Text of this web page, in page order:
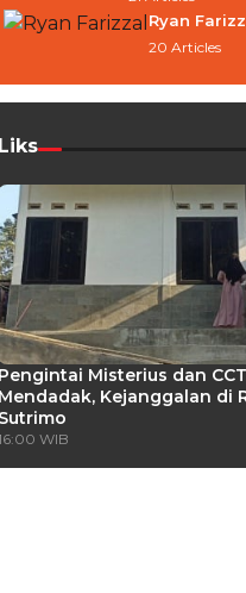
Ryan
20 Articles
Liks
Pengintai Misterius dan
Mendadak, Kejanggalan di
Sutrimo
WIB